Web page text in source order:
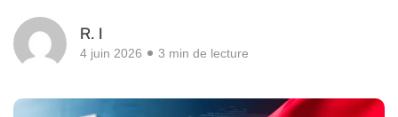
R. I
4 juin 2026 3 min de lecture